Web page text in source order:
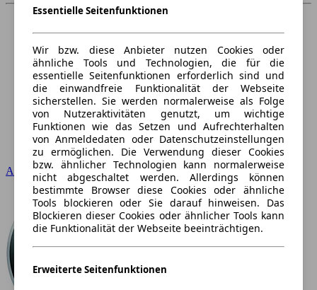
Audi
Essentielle Seitenfunktionen
Wir bzw. diese Anbieter nutzen Cookies oder
ähnliche Tools und Technologien, die für die
essentielle Seitenfunktionen erforderlich sind und
die einwandfreie Funktionalität der Webseite
sicherstellen. Sie werden normalerweise als Folge
von Nutzeraktivitäten genutzt, um wichtige
Funktionen wie das Setzen und Aufrechterhalten
von Anmeldedaten oder Datenschutzeinstellungen
zu ermöglichen. Die Verwendung dieser Cookies
bzw. ähnlicher Technologien kann normalerweise
nicht abgeschaltet werden. Allerdings können
bestimmte Browser diese Cookies oder ähnliche
Tools blockieren oder Sie darauf hinweisen. Das
Blockieren dieser Cookies oder ähnlicher Tools kann
die Funktionalität der Webseite beeinträchtigen.
Erweiterte Seitenfunktionen